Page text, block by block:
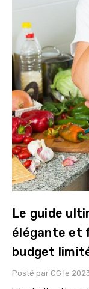
Le guide
élégante et
budget
Posté par CG le